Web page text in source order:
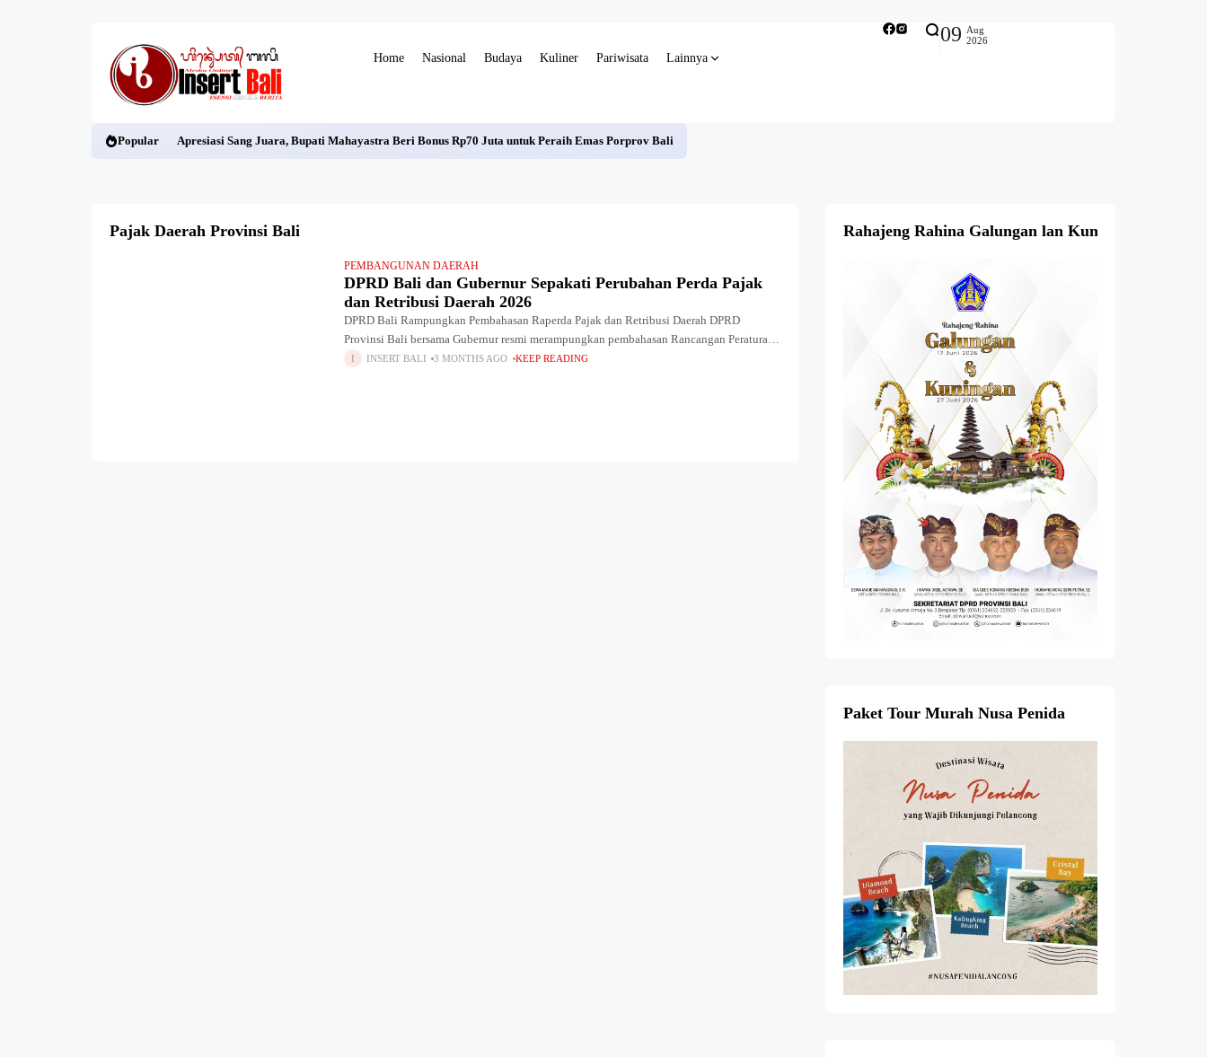
Home Nasional Budaya Kuliner Pariwisata Lainnya
09 Aug
2026
Popular Apresiasi Sang Juara, Bupati Mahayastra Beri Bonus Rp70 Juta untuk Peraih Emas Porprov Bali
Pajak Daerah Provinsi Bali
PEMBANGUNAN DAERAH
DPRD Bali dan Gubernur Sepakati Perubahan Perda Pajak
dan Retribusi Daerah 2026
DPRD Bali Rampungkan Pembahasan Raperda Pajak dan Retribusi Daerah DPRD
Provinsi Bali bersama Gubernur resmi merampungkan pembahasan Rancangan Peraturan
Daerah (Raperda) tentang Perubahan atas Peraturan Daerah Nomor 1 Tahun 2024
INSERT BALI 3 MONTHS AGO KEEP READING
Rahajeng Rahina Galungan lan Kuningan
Paket Tour Murah Nusa Penida